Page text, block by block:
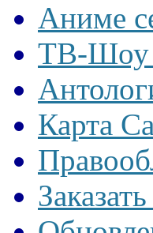
Аниме
ТВ-Шоу
Карта